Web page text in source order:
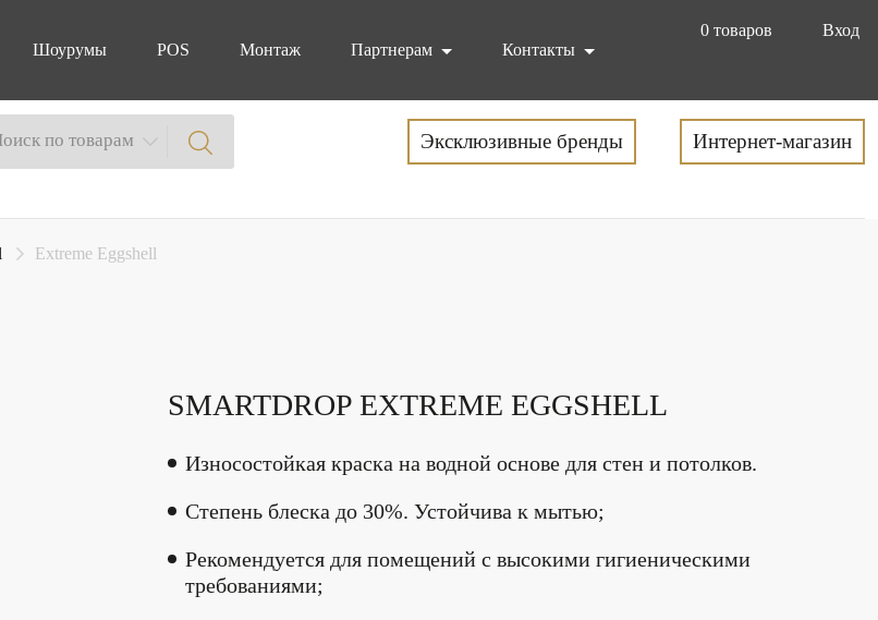
0 товаров
Вход
Шоурумы POS Монтаж Партнерам Контакты
по товарам Эксклюзивные бренды Интернет-магазин
Extreme Eggshell
SMARTDROP EXTREME EGGSHELL
Износостойкая краска на водной основе для стен и потолков.
Степень блеска до 30%. Устойчива к мытью;
Рекомендуется для помещений с высокими гигиеническими
требованиями;